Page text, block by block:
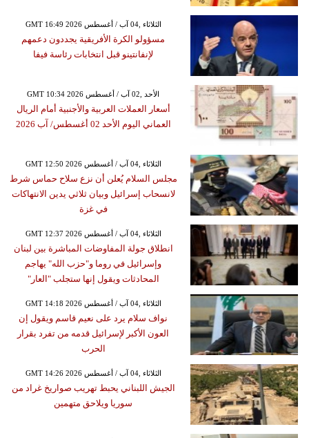
GMT 16:49 2026 الثلاثاء ,04 آب / أغسطس
مسؤولو الكرة الأفريقية يجددون دعمهم
لإنفانتينو قبل انتخابات رئاسة فيفا
GMT 10:34 2026 الأحد ,02 آب / أغسطس
أسعار العملات العربية والأجنبية أمام الريال
العماني اليوم الأحد 02 أغسطس/ آب 2026
GMT 12:50 2026 الثلاثاء ,04 آب / أغسطس
مجلس السلام يُعلن أن نزع سلاح حماس شرط
لانسحاب إسرائيل وبيان ثلاثي يدين الانتهاكات
في غزة
GMT 12:37 2026 الثلاثاء ,04 آب / أغسطس
انطلاق جولة المفاوضات المباشرة بين لبنان
وإسرائيل في روما و"حزب الله" يهاجم
المحادثات ويقول إنها ستجلب "العار"
GMT 14:18 2026 الثلاثاء ,04 آب / أغسطس
نواف سلام يرد على نعيم قاسم ويقول إن
العون الأكبر لإسرائيل قدمه من تفرد بقرار
الحرب
GMT 14:26 2026 الثلاثاء ,04 آب / أغسطس
الجيش اللبناني يحبط تهريب صواريخ غراد من
سوريا ويلاحق متهمين